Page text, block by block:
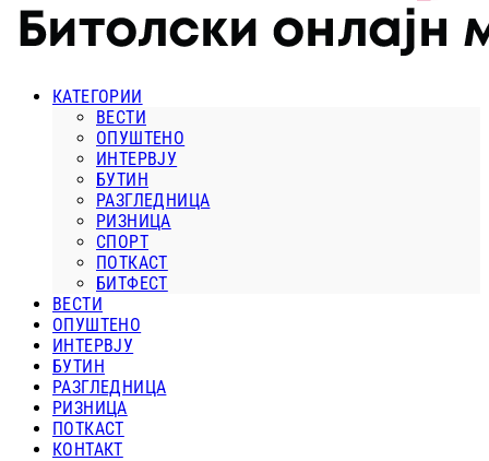
КАТЕГОРИИ
ВЕСТИ
ОПУШТЕНО
ИНТЕРВЈУ
БУТИН
РАЗГЛЕДНИЦА
РИЗНИЦА
СПОРТ
ПОТКАСТ
БИТФЕСТ
ВЕСТИ
ОПУШТЕНО
ИНТЕРВЈУ
БУТИН
РАЗГЛЕДНИЦА
РИЗНИЦА
ПОТКАСТ
КОНТАКТ